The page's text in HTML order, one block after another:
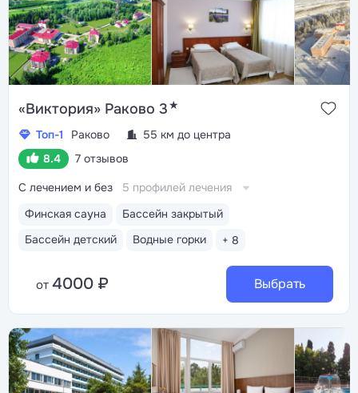
«Виктория» Раково 3★
Топ-1 Раково
55 км до центра
8.4
7 отзывов
Финская сауна
Бассейн закрытый
Бассейн детский
Водные горки + 8
С лечением и без 5 профилей лечения
от 4000 ₽ Выбрать